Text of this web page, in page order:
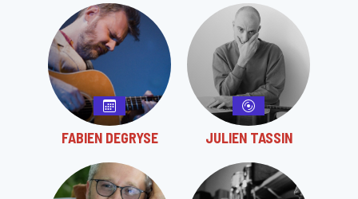
FABIEN DEGRYSE JULIEN TASSIN